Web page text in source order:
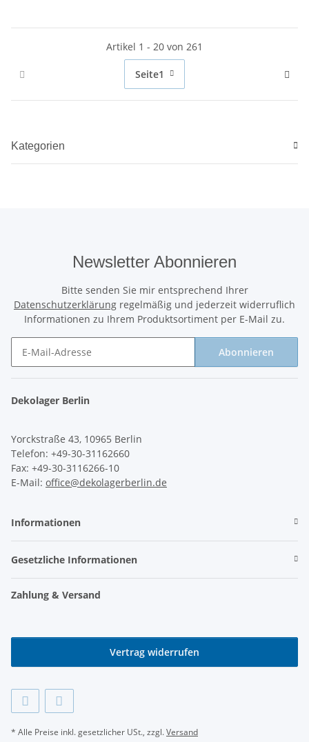
Artikel 1 - 20 von 261
Seite1
Kategorien
Newsletter Abonnieren
Bitte senden Sie mir entsprechend Ihrer
Datenschutzerklärung regelmäßig und jederzeit widerruflich
Informationen zu Ihrem Produktsortiment per E-Mail zu.
Abonnieren
Dekolager Berlin
Yorckstraße 43, 10965 Berlin
Telefon: +49-30-31162660
Fax: +49-30-3116266-10
E-Mail: office@dekolagerberlin.de
Informationen
Gesetzliche Informationen
Zahlung & Versand
Vertrag widerrufen
* Alle Preise inkl. gesetzlicher USt., zzgl.Versand